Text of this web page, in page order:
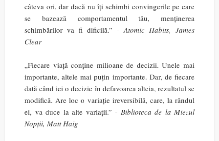
câteva ori, dar dacă nu îți schimbi convingerile pe care
se bazează comportamentul tău, menținerea
schimbărilor va fi dificilă.” - Atomic Habits, James
Clear
„Fiecare viață conține milioane de decizii. Unele mai
importante, altele mai puțin importante. Dar, de fiecare
dată când iei o decizie în defavoarea alteia, rezultatul se
modifică. Are loc o variație ireversibilă, care, la rândul
ei, va duce la alte variații.” - Biblioteca de la Miezul
Nopții, Matt Haig